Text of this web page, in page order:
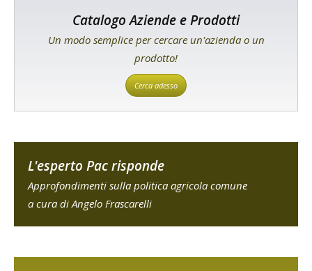
Catalogo Aziende e Prodotti
Un modo semplice per cercare un'azienda o un
prodotto!
Cerca adesso
L'esperto Pac risponde
Approfondimenti sulla politica agricola comune
a cura di Angelo Frascarelli